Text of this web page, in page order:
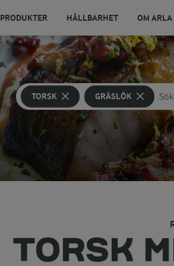
PRODUKTER HÅLLBARHET OM ARLA
TORSK GRÄSLÖK
TORSK